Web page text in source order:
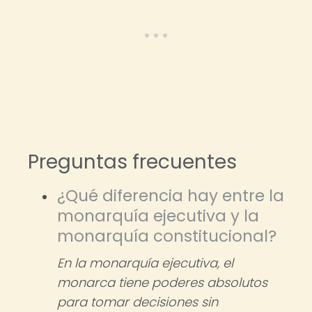
Preguntas frecuentes
¿Qué diferencia hay entre la
monarquía ejecutiva y la
monarquía constitucional?
En la monarquía ejecutiva, el
monarca tiene poderes absolutos
para tomar decisiones sin